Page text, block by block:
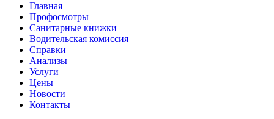
Главная
Профосмотры
Санитарные книжки
Водительская комиссия
Справки
Анализы
Услуги
Цены
Новости
Контакты